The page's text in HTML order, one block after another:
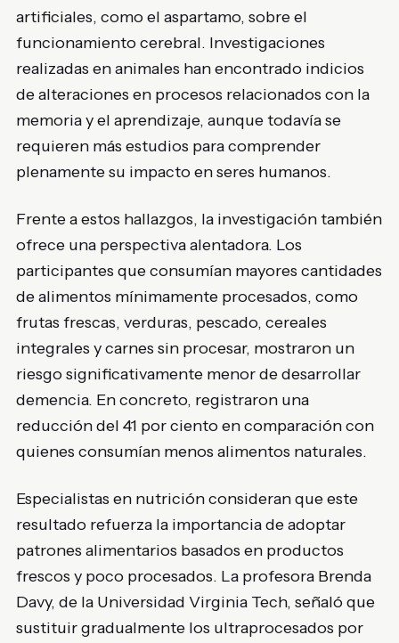
artificiales, como el aspartamo, sobre el
funcionamiento cerebral. Investigaciones
realizadas en animales han encontrado indicios
de alteraciones en procesos relacionados con la
memoria y el aprendizaje, aunque todavía se
requieren más estudios para comprender
plenamente su impacto en seres humanos.
Frente a estos hallazgos, la investigación también
ofrece una perspectiva alentadora. Los
participantes que consumían mayores cantidades
de alimentos mínimamente procesados, como
frutas frescas, verduras, pescado, cereales
integrales y carnes sin procesar, mostraron un
riesgo significativamente menor de desarrollar
demencia. En concreto, registraron una
reducción del 41 por ciento en comparación con
quienes consumían menos alimentos naturales.
Especialistas en nutrición consideran que este
resultado refuerza la importancia de adoptar
patrones alimentarios basados en productos
frescos y poco procesados. La profesora Brenda
Davy, de la Universidad Virginia Tech, señaló que
sustituir gradualmente los ultraprocesados por